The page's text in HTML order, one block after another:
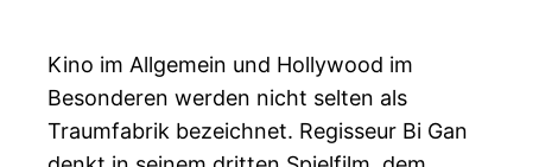
Kino im Allgemein und Hollywood im
Besonderen werden nicht selten als
Traumfabrik bezeichnet. Regisseur Bi Gan